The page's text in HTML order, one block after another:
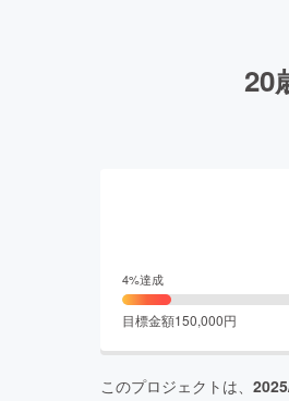
20
4%達成
目標金額150,000円
このプロジェクトは、